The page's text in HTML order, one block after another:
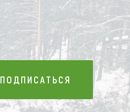
ПОДПИСАТЬСЯ